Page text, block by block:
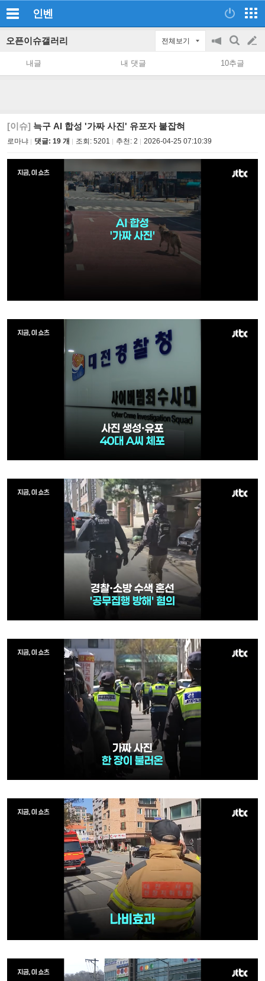
인벤
오픈이슈갤러리 전체보기
공
지
on/off
검
색
글
쓰
내글 내 댓글 10추글
[이슈] 늑구 AI 합성 '가짜 사진' 유포자 붙잡혀
로마냐 댓글: 19 개 조회: 5201 추천: 2 2026-04-25 07:10:39